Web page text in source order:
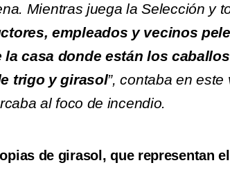
Mientras juega la Selección y
empleados y vecinos
casa donde están los
trigo y girasol”, contaba en este
al foco de incendio.
de girasol, que representan